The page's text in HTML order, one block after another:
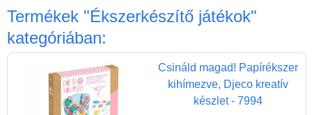
Termékek "Ékszerkészítő játékok"
kategóriában:
Csináld magad! Papírékszer
kihímezve, Djeco kreatív
készlet - 7994
Fajátékok
Futóbiciklik, rollerek
Gyerekszoba